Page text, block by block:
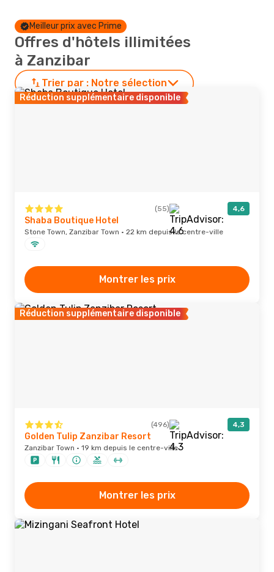
Meilleur prix avec Prime
Offres d'hôtels illimitées
à Zanzibar
Trier par : Notre sélection
Réduction supplémentaire disponible
(55) 4,6
Shaba Boutique Hotel
Stone Town, Zanzibar Town · 22 km depuis le centre-ville
Montrer les prix
Réduction supplémentaire disponible
(496) 4,3
Golden Tulip Zanzibar Resort
Zanzibar Town · 19 km depuis le centre-ville
Montrer les prix